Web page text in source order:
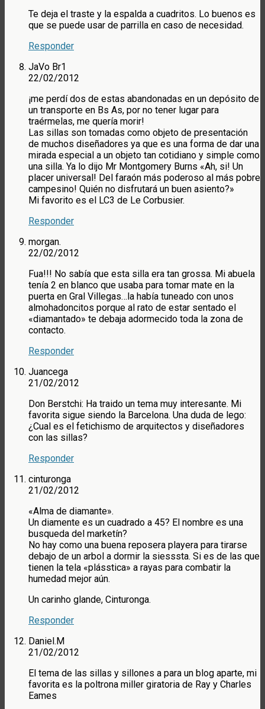
Te deja el traste y la espalda a cuadritos. Lo buenos es
que se puede usar de parrilla en caso de necesidad.
Responder
JaVo Br1
22/02/2012
¡me perdí dos de estas abandonadas en un depósito de
un transporte en Bs As, por no tener lugar para
traérmelas, me quería morir!
Las sillas son tomadas como objeto de presentación
de muchos diseñadores ya que es una forma de dar una
mirada especial a un objeto tan cotidiano y simple como
una silla. Ya lo dijo Mr Montgomery Burns «Ah, si! Un
placer universal! Del faraón más poderoso al más pobre
campesino! Quién no disfrutará un buen asiento?»
Mi favorito es el LC3 de Le Corbusier.
Responder
morgan.
22/02/2012
Fua!!! No sabía que esta silla era tan grossa. Mi abuela
tenía 2 en blanco que usaba para tomar mate en la
puerta en Gral Villegas…la había tuneado con unos
almohadoncitos porque al rato de estar sentado el
«diamantado» te debaja adormecido toda la zona de
contacto.
Responder
Juancega
21/02/2012
Don Berstchi: Ha traido un tema muy interesante. Mi
favorita sigue siendo la Barcelona. Una duda de lego:
¿Cual es el fetichismo de arquitectos y diseñadores
con las sillas?
Responder
cinturonga
21/02/2012
«Alma de diamante».
Un diamente es un cuadrado a 45? El nombre es una
busqueda del marketín?
No hay como una buena reposera playera para tirarse
debajo de un arbol a dormir la siesssta. Si es de las que
tienen la tela «plásstica» a rayas para combatir la
humedad mejor aún.
Un carinho glande, Cinturonga.
Responder
Daniel.M
21/02/2012
El tema de las sillas y sillones a para un blog aparte, mi
favorita es la poltrona miller giratoria de Ray y Charles
Eames